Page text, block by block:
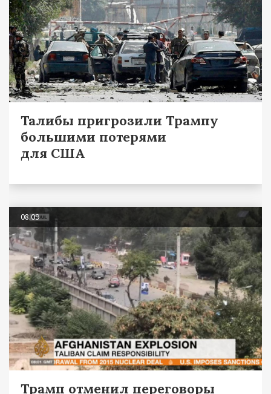
Талибы пригрозили Трампу
большими потерями
для США
08.09
Трамп отменил переговоры